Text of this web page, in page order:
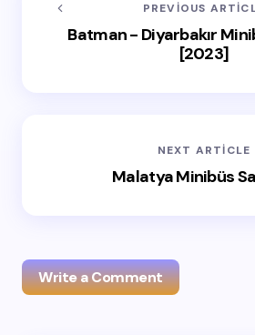
PREVIOUS
Batman - Diyarbakır
[2023]
NEXT ARTICLE
Malatya Minibüs
Write a Comment